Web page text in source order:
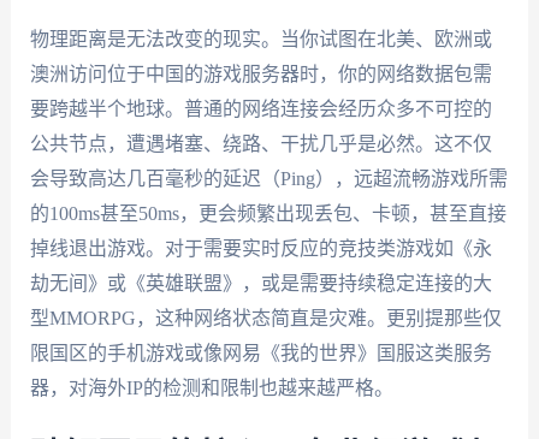
物理距离是无法改变的现实。当你试图在北美、欧洲或
澳洲访问位于中国的游戏服务器时，你的网络数据包需
要跨越半个地球。普通的网络连接会经历众多不可控的
公共节点，遭遇堵塞、绕路、干扰几乎是必然。这不仅
会导致高达几百毫秒的延迟（Ping），远超流畅游戏所需
的100ms甚至50ms，更会频繁出现丢包、卡顿，甚至直接
掉线退出游戏。对于需要实时反应的竞技类游戏如《永
劫无间》或《英雄联盟》，或是需要持续稳定连接的大
型MMORPG，这种网络状态简直是灾难。更别提那些仅
限国区的手机游戏或像网易《我的世界》国服这类服务
器，对海外IP的检测和限制也越来越严格。